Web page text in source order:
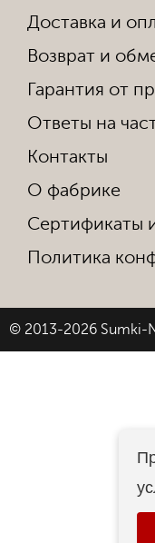
Доставка и
Возврат и
Гарантия от
Ответы на
Контакты
О фабрике
Сертификаты
Политика
© 2013-2026 Sumki-